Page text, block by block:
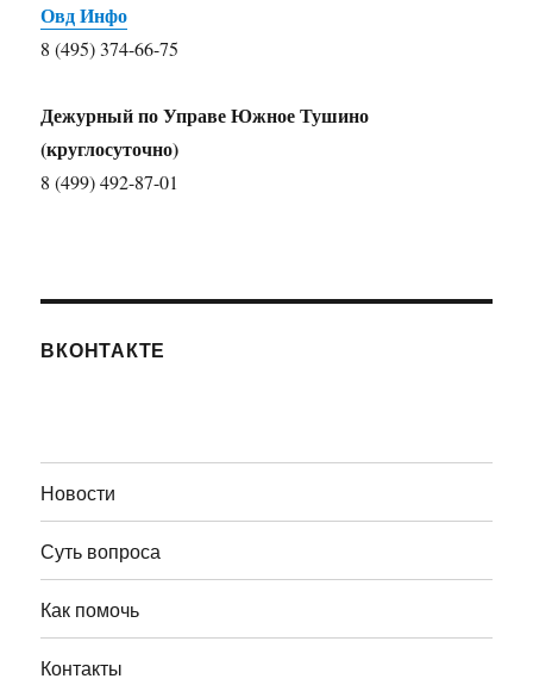
Овд Инфо
8 (495) 374-66-75
Дежурный по Управе Южное Тушино
(круглосуточно)
8 (499) 492-87-01
ВКОНТАКТЕ
Новости
Суть вопроса
Как помочь
Контакты